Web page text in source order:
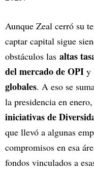
Aunque Zeal cerró su
captar capital sigue
obstáculos las altas
del mercado de OPI y
globales. A eso se
la presidencia en enero,
iniciativas de
que llevó a algunas
compromisos en esa
fondos vinculados a